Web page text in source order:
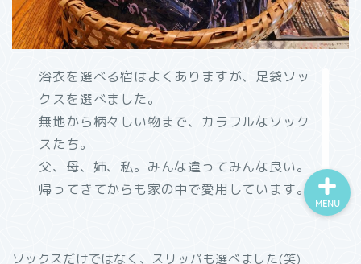
浴衣を選べる宿はよくありますが、足袋ソッ
クスを選べました。
無地から柄々しい物まで、カラフルなソック
スたち。
父、母、姉、私。みんな違ってみんな良い。
帰ってきてからも家の中で愛用しています。
ソックスだけではなく、スリッパも選べました(笑)
MENU
ホーム
プロフィール